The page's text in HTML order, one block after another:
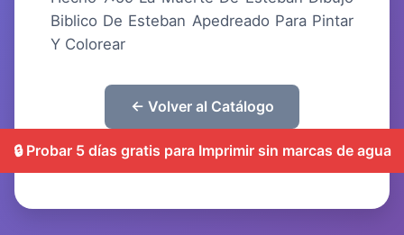
Biblico De Esteban Apedreado Para Pintar
Y Colorear
← Volver al Catálogo
🔒 Probar 5 días gratis para Imprimir sin marcas de agua